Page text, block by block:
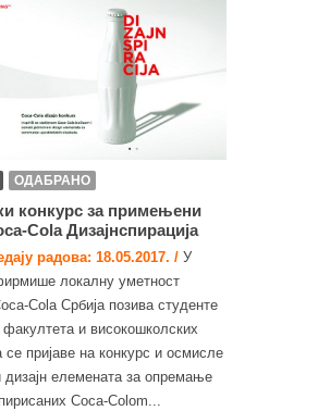
ОДАБРАНО
конкурс за примењени
Cola Дизајнспирација
радова: 18.05.2017. / У
локалну уметност
Cola Србија позива студенте
и високошколских
се пријаве на конкурс и осмисле
дизајн елемената за опремање
Coca-Colom...